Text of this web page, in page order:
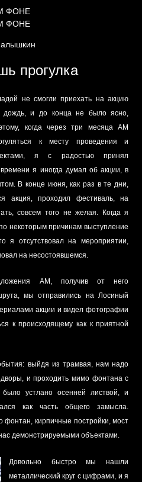
ФОНЕ
ФОНЕ
прогулка
не смогли приехать на акцию
и до конца не было ясно,
когда через три месяца АМ
к месту проведения и
я с радостью принял
я иногда думал об акции, в
В конце июня, как раз в те дни,
акция, проходил фестиваль, на
совсем того не желая. Когда я
некоторым причинам выступление
я отсутствовал на мероприятии,
на несостоявшемся.
АМ, получив от него
мы отправились на Лосиный
акции и видел фотографии
к происходящему как к приятной
выйдя из трамвая, нам надо
и проходить мимо фонтана с
устлано осенней листвой, и
как часть общего замысла.
фонтан, кирпичные постройки, мост
демонстрируемыми объектами.
Довольно быстро мы нашли
металлический круг с цифрами, и я